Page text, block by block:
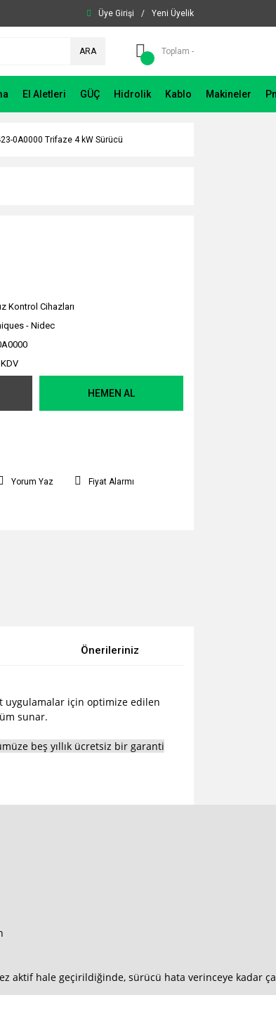
Üye Girişi / Yeni Üyelik
ARA Toplam -
El Aletleri GÜÇ Hidrolik Kablo Makineler
0A0000 Trifaze 4 kW Sürücü
Kontrol Cihazları
- Nidec
HEMEN AL
Yorum Yaz Fiyat Alarmı
Önerileriniz
uygulamalar için optimize edilen
sunar.
beş yıllık ücretsiz bir garanti
aktif hale geçirildiğinde, sürücü hata verinceye kadar